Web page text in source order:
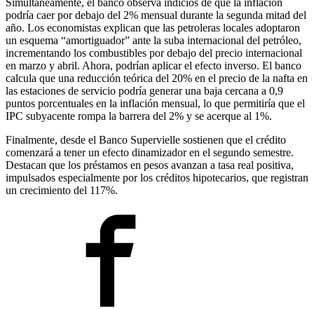
podría caer por debajo del 2% mensual durante la segunda mitad del
año. Los economistas explican que las petroleras locales adoptaron
un esquema “amortiguador” ante la suba internacional del petróleo,
incrementando los combustibles por debajo del precio internacional
en marzo y abril. Ahora, podrían aplicar el efecto inverso. El banco
calcula que una reducción teórica del 20% en el precio de la nafta en
las estaciones de servicio podría generar una baja cercana a 0,9
puntos porcentuales en la inflación mensual, lo que permitiría que el
IPC subyacente rompa la barrera del 2% y se acerque al 1%.
Finalmente, desde el Banco Supervielle sostienen que el crédito
comenzará a tener un efecto dinamizador en el segundo semestre.
Destacan que los préstamos en pesos avanzan a tasa real positiva,
impulsados especialmente por los créditos hipotecarios, que registran
un crecimiento del 117%.